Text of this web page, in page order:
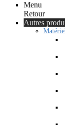
Menu
Retour
Autres